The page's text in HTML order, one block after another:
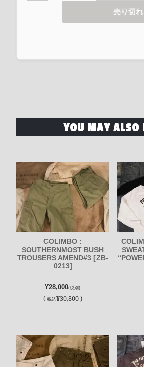
売り切れ
YOU MAY ALSO
COLIMBO :
SOUTHERNMOST BUSH
TROUSERS AMEND#3 [ZB-
0213]
¥28,000(税別)
( 税込¥30,800 )